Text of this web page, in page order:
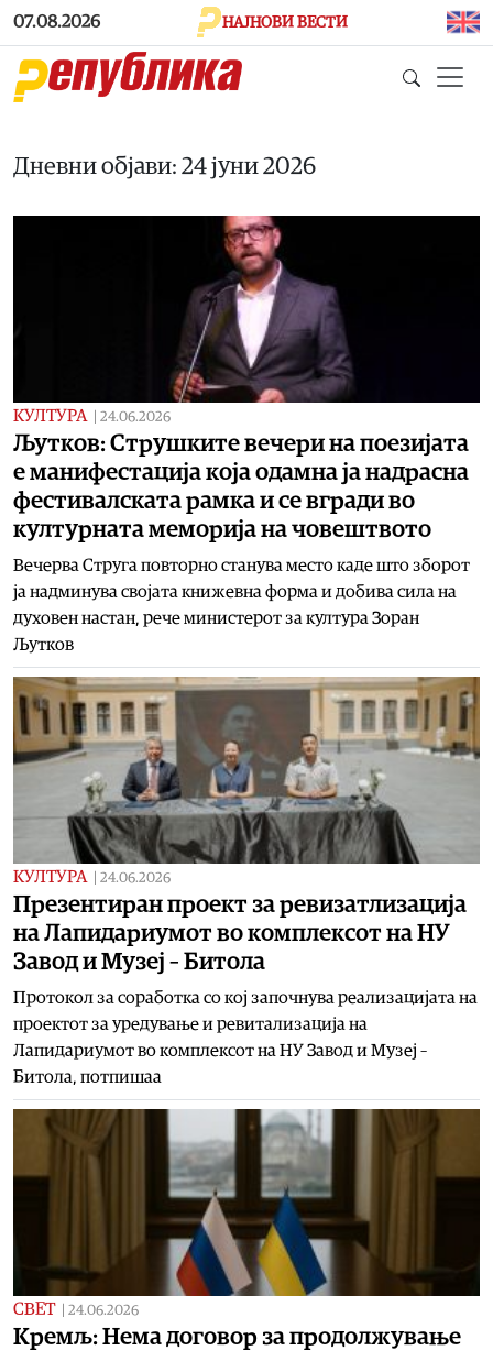
Skip to main content
07.08.2026 НАЈНОВИ ВЕСТИ
Дневни објави: 24 јуни 2026
КУЛТУРА 24.06.2026
Љутков: Струшките вечери на поезијата
е манифестација која одамна ја надрасна
фестивалската рамка и се вгради во
културната меморија на човештвото
Вечерва Струга повторно станува место каде што зборот
ја надминува својата книжевна форма и добива сила на
духовен настан, рече министерот за култура Зоран
Љутков
КУЛТУРА 24.06.2026
Презентиран проект за ревизатлизација
на Лапидариумот во комплексот на НУ
Завод и Музеј – Битола
Протокол за соработка со кој започнува реализацијата на
проектот за уредување и ревитализација на
Лапидариумот во комплексот на НУ Завод и Музеј –
Битола, потпишаа
СВЕТ 24.06.2026
Кремљ: Нема договор за продолжување